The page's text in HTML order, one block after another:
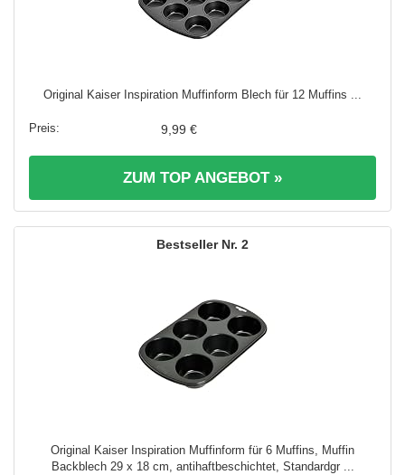
Original Kaiser Inspiration Muffinform Blech für 12 Muffins ...
9,99 €
ZUM TOP ANGEBOT »
2
Original Kaiser Inspiration Muffinform für 6 Muffins, Muffin
Backblech 29 x 18 cm, antihaftbeschichtet, Standardgr ...